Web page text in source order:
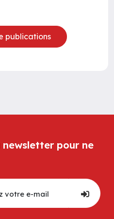
publications
pour ne